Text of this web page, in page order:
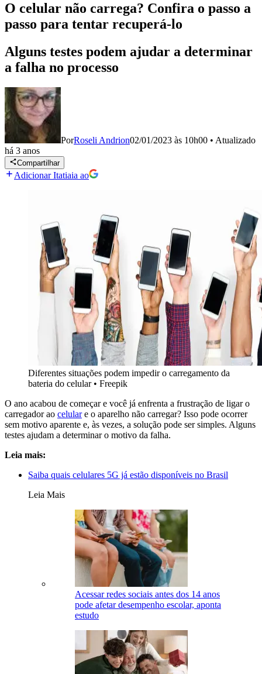
O celular não carrega? Confira o passo a
passo para tentar recuperá-lo
Alguns testes podem ajudar a determinar
a falha no processo
PorRoseli Andrion02/01/2023 às 10h00 • Atualizado
há 3 anos
Compartilhar
Adicionar Itatiaia ao
Diferentes situações podem impedir o carregamento da
bateria do celular• Freepik
O ano acabou de começar e você já enfrenta a frustração de ligar o
carregador ao celulare o aparelho não carregar? Isso pode ocorrer
sem motivo aparente e, às vezes, a solução pode ser simples. Alguns
testes ajudam a determinar o motivo da falha.
Leia mais:
Saiba quais celulares 5G já estão disponíveis no Brasil
Leia Mais
Acessar redes sociais antes dos 14 anos
pode afetar desempenho escolar, aponta
estudo